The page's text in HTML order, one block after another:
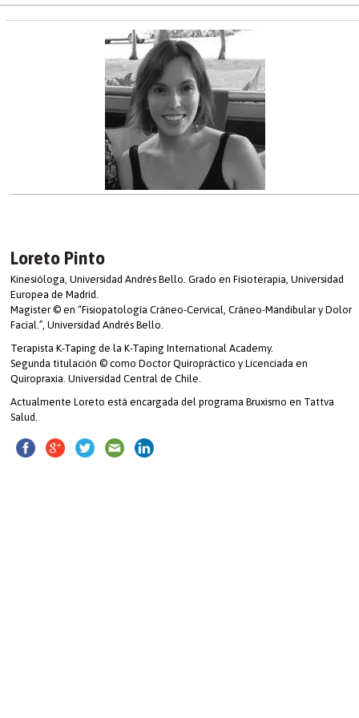
Loreto Pinto
Kinesióloga, Universidad Andrés Bello. Grado en Fisioterapia, Universidad
Europea de Madrid.
Magister © en “Fisiopatología Cráneo-Cervical, Cráneo-Mandibular y Dolor
Facial.”, Universidad Andrés Bello.
Terapista K-Taping de la K-Taping International Academy.
Segunda titulación © como Doctor Quiropráctico y Licenciada en
Quiropraxia. Universidad Central de Chile.
Actualmente Loreto está encargada del programaBruxismo en Tattva
Salud.